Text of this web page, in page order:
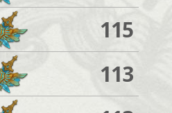
115
113